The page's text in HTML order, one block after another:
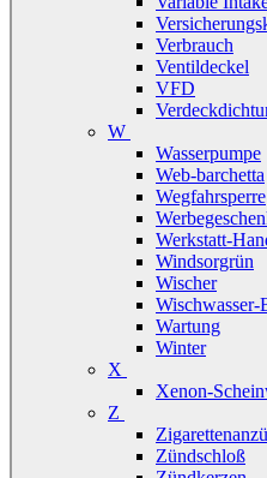
Verbrauch
Ventildeckel
VFD
W
Wasserpumpe
Web-barchetta
Wegfahrsperre
Werkstatt-
Windsorgrün
Wischer
Wischwasser-
Wartung
Winter
X
Xenon-
Z
Zündschloß